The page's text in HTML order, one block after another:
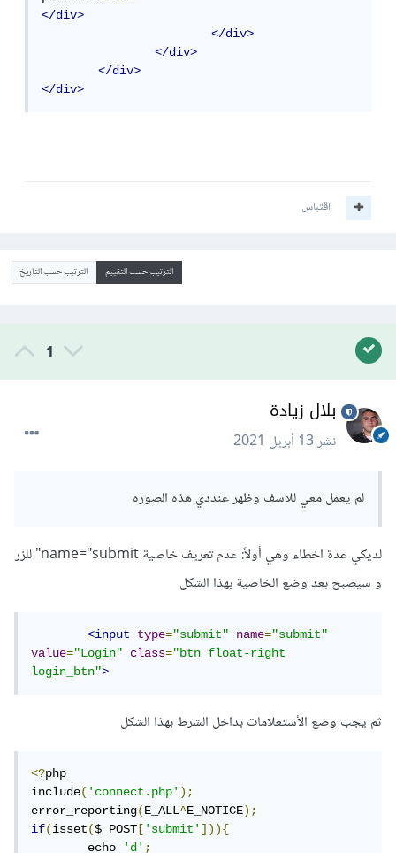
</div>
</div>
</div>
</div>
</div>
اقتباس
الترتيب حسب التقييم الترتيب حسب التاريخ
1
بلال زيادة
نشر13 أبريل 2021
لم يعمل معي للاسف وظهر عنددي هذه الصوره
لديكي عدة اخطاء وهي أولاً: عدم تعريف خاصية name="submit" للزر
و سيصبح بعد وضع الخاصية بهذا الشكل
<input type="submit" name="submit"
value="Login" class="btn float-right
login_btn">
ثم يجب وضع الأستعلامات بداخل الشرط بهذا الشكل
<?php
include('connect.php');
error_reporting(E_ALL^E_NOTICE);
if(isset($_POST ['submit'])){
	echo
'd';